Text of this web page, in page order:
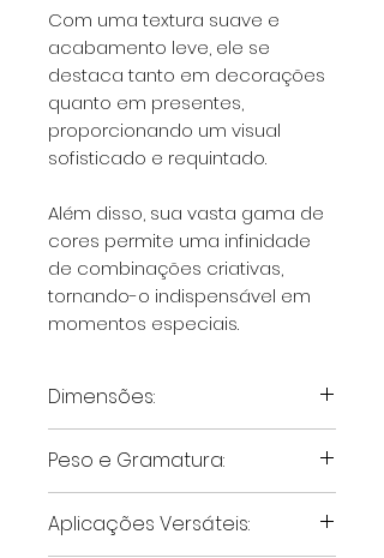
Com uma textura suave e
acabamento leve, ele se
destaca tanto em decorações
quanto em presentes,
proporcionando um visual
sofisticado e requintado.
Além disso, sua vasta gama de
cores permite uma infinidade
de combinações criativas,
tornando-o indispensável em
momentos especiais.
Dimensões:
largura e 75 cm de
comprimento, oferecendo o
tamanho ideal para diversas
Peso e Gramatura:
este papel oferece uma
Aplicações Versáteis: